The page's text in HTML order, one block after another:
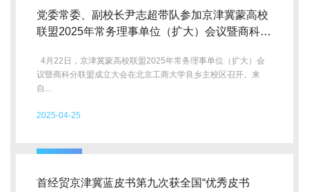
党委常委、副校长尹志超带队参加京津冀蒙高校
联盟2025年常务理事单位（扩大）会议暨商科分
4月22日，京津冀蒙高校联盟2025年常务理事单位（扩大）会
议暨商科分联盟成立大会在北京工商大学良乡主校区召开。来
自...
2025-04-25
首经贸京津冀蓝皮书第九次获全国“优秀皮书